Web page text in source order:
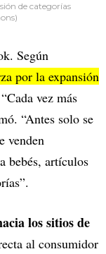
de categorías
Según
por la expansión
vez más
“Antes solo se
venden
bebés, artículos
los sitios de
al consumidor